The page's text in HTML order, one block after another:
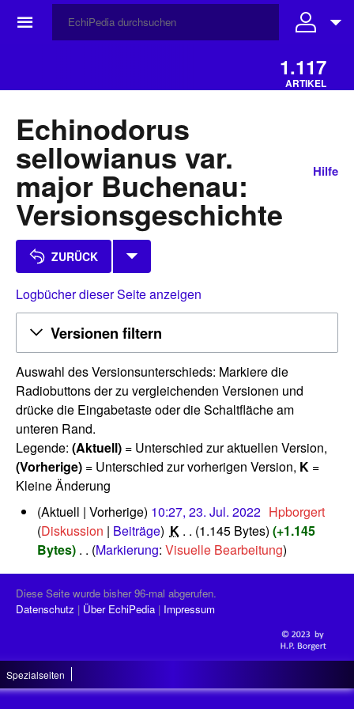
☰
1.117
ARTIKEL
Echinodorus
sellowianus var.
major Buchenau:
Versionsgeschichte
Hilfe
ZURÜCK
Logbücher dieser Seite anzeigen
Versionen filtern
Auswahl des Versionsunterschieds: Markiere die
Radiobuttons der zu vergleichenden Versionen und
drücke die Eingabetaste oder die Schaltfläche am
unteren Rand.
Legende: (Aktuell) = Unterschied zur aktuellen Version,
(Vorherige) = Unterschied zur vorherigen Version, K =
Kleine Änderung
u
l
i
2
2
Aktuell Vorherige 10:27, 23. Jul. 2022‎ Hpborgert
Diskussion
Beiträge K 1.145 Bytes
+1.145
Bytes ‎
i
B
e
Markierung: Visuelle Bearbeitung
Diese Seite wurde bisher 96-mal abgerufen.
Datenschutz
Über EchiPedia Impressum
Spezialseiten